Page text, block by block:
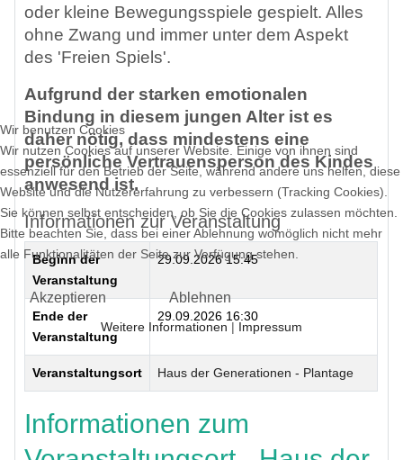
oder kleine Bewegungsspiele gespielt. Alles
ohne Zwang und immer unter dem Aspekt
des 'Freien Spiels'.
Aufgrund der starken emotionalen
Bindung in diesem jungen Alter ist es
daher nötig, dass mindestens eine
persönliche Vertrauensperson des Kindes
anwesend ist.
Informationen zur Veranstaltung
Beginn der
Veranstaltung
29.09.2026 15:45
Ende der
Veranstaltung
29.09.2026 16:30
Veranstaltungsort Haus der Generationen - Plantage
Informationen zum
Wir benutzen Cookies
Wir nutzen Cookies auf unserer Website. Einige von ihnen sind
essenziell für den Betrieb der Seite, während andere uns helfen, diese
Website und die Nutzererfahrung zu verbessern (Tracking Cookies).
Sie können selbst entscheiden, ob Sie die Cookies zulassen möchten.
Bitte beachten Sie, dass bei einer Ablehnung womöglich nicht mehr
alle Funktionalitäten der Seite zur Verfügung stehen.
Akzeptieren Ablehnen
Weitere Informationen | Impressum